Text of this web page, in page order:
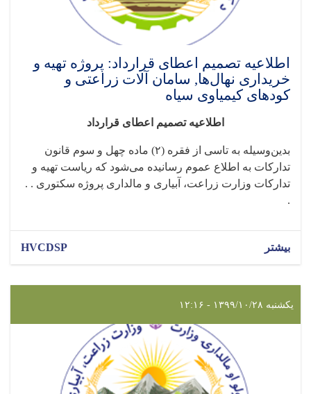
اطلاعیه تصمیم اعطای قرارداد: پروژه تهیه و
خریداری نهال‌ها, سامان آلات زراعتی و
کودهای کیمیاوی سیاه
اطلاعیه تصمیم اعطای قرارداد
بدین‌وسیله به تاسی از فقره (۲) ماده چهل و سوم قانون
تدارکات به اطلاع عموم رسانیده می‌شود که ریاست تهیه و
تدارکات وزارت زراعت، آبیاری و مالداری پروژه سکتوری . .
.
بیشتر HVCDSP
یکشنبه ۱۳۹۹/۱۰/۲۸ - ۱۲:۱۶